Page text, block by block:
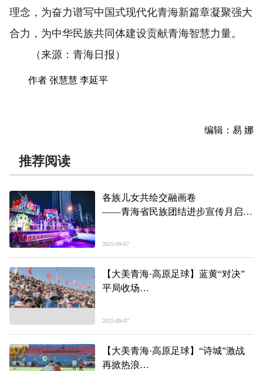
理念，为奋力谱写中国式现代化青海新篇章凝聚强大
合力，为中华民族共同体建设贡献青海智慧力量。
（来源：青海日报）
作者 张慧慧 李延平
编辑：易 娜
推荐阅读
各族儿女共绘交融画卷
——青海省民族团结进步宣传月启动
融专场演出侧记
2025-09-07
【大美青海·高原足球】蓝黄“对决”
平局收场
主场见闻
2025-09-07
【大美青海·高原足球】“诗城”激战
再掀热浪